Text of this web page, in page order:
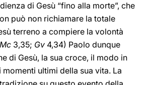
di Gesù “fino alla morte”, che
può non richiamare la totale
terreno a compiere la volontà
Mc 3,35; Gv 4,34) Paolo dunque
di Gesù, la sua croce, il modo in
ultimi della sua vita. La